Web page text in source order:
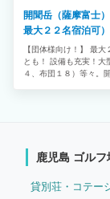
開聞岳（薩摩富士
最大２２名宿泊可）
【団体様向け！】 最
とも！ 設備も充実！大
４、布団１８）等々。
口ガスコンロ／ホット
／トイレ 設備：セミ
ー類／Wi-Fi 部屋名「
鹿児島 ゴル
貸別荘・コテー